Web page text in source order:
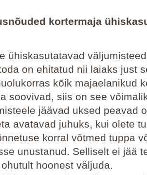
kortermaja
ühiskasutatavad
on ehitatud nii laiaks just
kõik majaelanikud
soovivad, siis on see
jäävad uksed peavad
avatavad juhuks, kui olete
korral võtmed tuppa
unustanud. Selliselt ei jää
hoonest väljuda.